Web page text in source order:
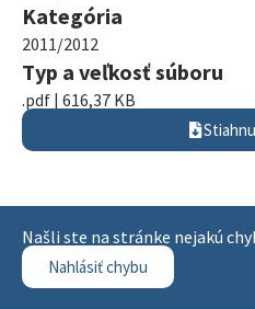
Kategória
2011/2012
Typ a veľkosť súboru
.pdf | 616,37 KB
Našli ste na stránke nejakú
Nahlásiť chybu